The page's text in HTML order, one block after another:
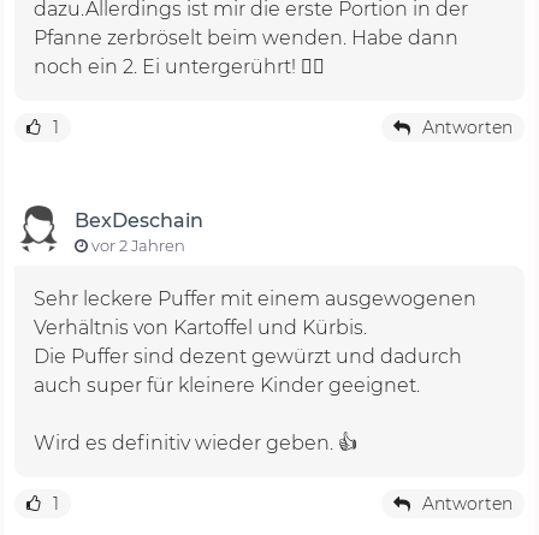
dazu.Allerdings ist mir die erste Portion in der
Pfanne zerbröselt beim wenden. Habe dann
noch ein 2. Ei untergerührt! 👌🏻
1 Antworten
BexDeschain
vor 2 Jahren
Sehr leckere Puffer mit einem ausgewogenen
Verhältnis von Kartoffel und Kürbis.
Die Puffer sind dezent gewürzt und dadurch
auch super für kleinere Kinder geeignet.
Wird es definitiv wieder geben. 👍
1 Antworten